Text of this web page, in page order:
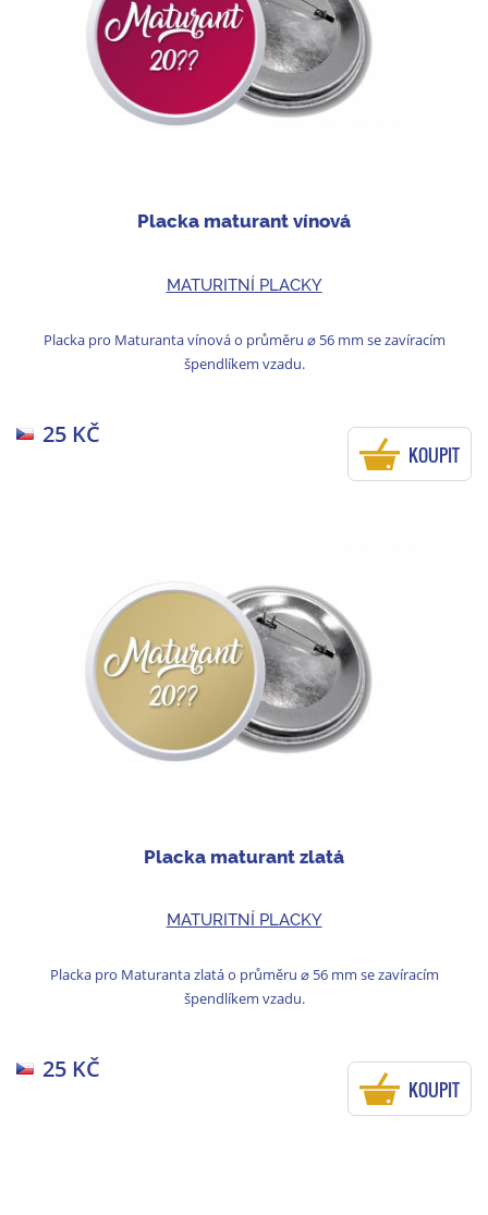
Placka maturant vínová
MATURITNÍ PLACKY
Placka pro Maturanta vínová o průměru ⌀ 56 mm se zavíracím
špendlíkem vzadu.
25 KČ
KOUPIT
Placka maturant zlatá
MATURITNÍ PLACKY
Placka pro Maturanta zlatá o průměru ⌀ 56 mm se zavíracím
špendlíkem vzadu.
25 KČ
KOUPIT